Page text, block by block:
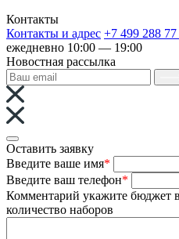
Контакты
Контакты и адрес +7 499 288 77
ежедневно 10:00 — 19:00
Новостная рассылка
Оставить заявку
Введите ваше имя*
Введите ваш телефон*
Комментарий укажите бюджет
количество наборов